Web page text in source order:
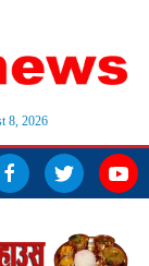
8, 2026